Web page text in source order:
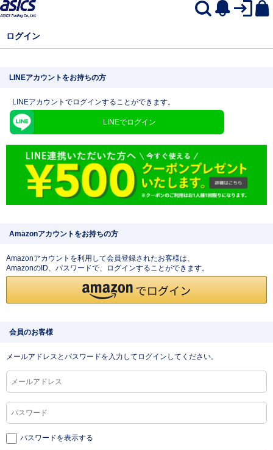
ログイン
LINEアカウントをお持ちの方
LINEアカウントでログインすることができます。
LINEでログイン
Amazonアカウントをお持ちの方
Amazonアカウントを利用して会員登録されたお客様は、
AmazonのID、パスワードで、ログインすることができます。
会員のお客様
メールアドレスとパスワードを入力してログインしてください。
パスワードを表示する